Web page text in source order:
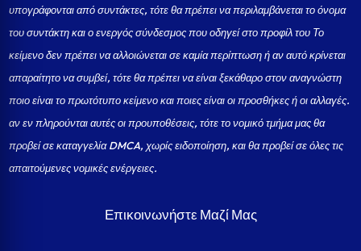
υπογράφονται από συντάκτες, τότε θα πρέπει να περιλαμβάνεται το όνομα
του συντάκτη και ο ενεργός σύνδεσμος που οδηγεί στο προφίλ του Το
κείμενο δεν πρέπει να αλλοιώνεται σε καμία περίπτωση ή αν αυτό κρίνεται
απαραίτητο να συμβεί, τότε θα πρέπει να είναι ξεκάθαρο στον αναγνώστη
ποιο είναι το πρωτότυπο κείμενο και ποιες είναι οι προσθήκες ή οι αλλαγές.
αν εν πληρούνται αυτές οι προυποθέσεις, τότε το νομικό τμήμα μας θα
προβεί σε καταγγελία DMCA, χωρίς ειδοποίηση, και θα προβεί σε όλες τις
απαιτούμενες νομικές ενέργειες.
Επικοινωνήστε Μαζί Μας